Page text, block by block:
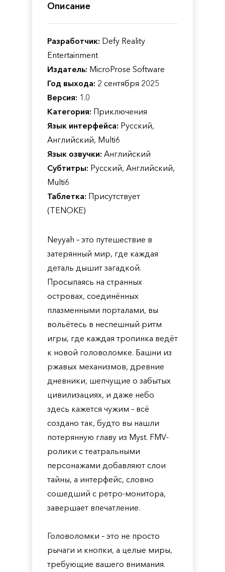
Описание
Разработчик: Defy Reality
Entertainment
Издатель: MicroProse Software
Год выхода: 2 сентября 2025
Версия: 1.0
Категория: Приключения
Язык интерфейса: Русский,
Английский, Multi6
Язык озвучки: Английский
Субтитры: Русский, Английский,
Multi6
Таблетка: Присутствует
(TENOKE)
Neyyah – это путешествие в
затерянный мир, где каждая
деталь дышит загадкой.
Просыпаясь на странных
островах, соединённых
плазменными порталами, вы
вольётесь в неспешный ритм
игры, где каждая тропинка ведёт
к новой головоломке. Башни из
ржавых механизмов, древние
дневники, шепчущие о забытых
цивилизациях, и даже небо
здесь кажется чужим – всё
создано так, будто вы нашли
потерянную главу из Myst. FMV-
ролики с театральными
персонажами добавляют слои
тайны, а интерфейс, словно
сошедший с ретро-монитора,
завершает впечатление.
Головоломки – это не просто
рычаги и кнопки, а целые миры,
требующие вашего внимания.